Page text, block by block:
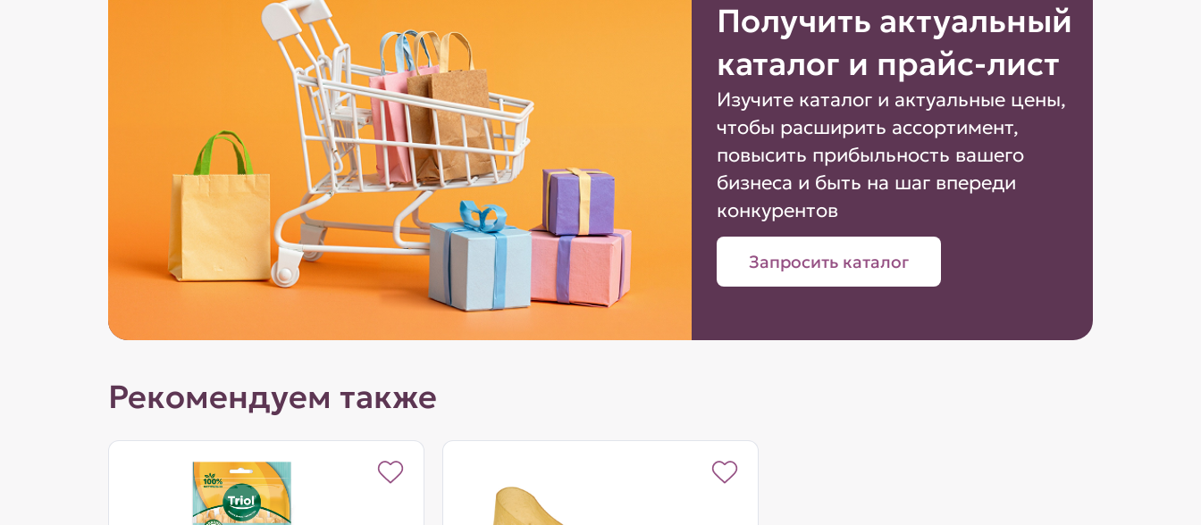
Получить актуальный
каталог и прайс-лист
Изучите каталог и актуальные цены,
чтобы расширить ассортимент,
повысить прибыльность вашего
бизнеса и быть на шаг впереди
конкурентов
Запросить каталог
Рекомендуем также